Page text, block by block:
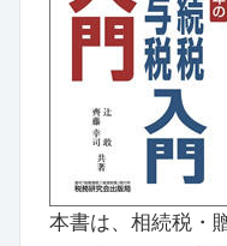
本書は、相続税・